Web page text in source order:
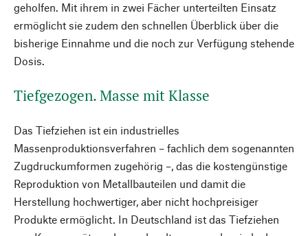
geholfen. Mit ihrem in zwei Fächer unterteilten Einsatz
ermöglicht sie zudem den schnellen Überblick über die
bisherige Einnahme und die noch zur Verfügung stehende
Dosis.
Tiefgezogen. Masse mit Klasse
Das Tiefziehen ist ein industrielles
Massenproduktionsverfahren – fachlich dem sogenannten
Zugdruckumformen zugehörig –, das die kostengünstige
Reproduktion von Metallbauteilen und damit die
Herstellung hochwertiger, aber nicht hochpreisiger
Produkte ermöglicht. In Deutschland ist das Tiefziehen